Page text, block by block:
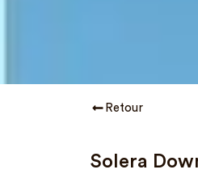
Retour
Solera